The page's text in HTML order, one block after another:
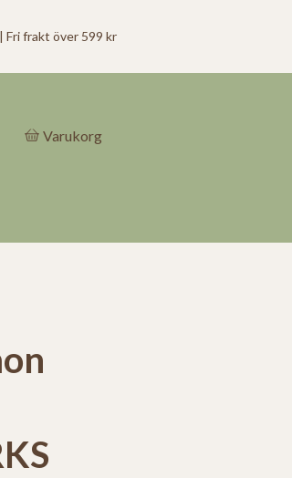
Fri frakt över 599 kr
Varukorg